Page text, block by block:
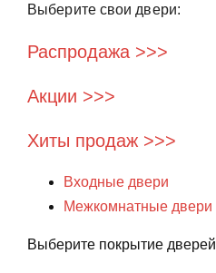
Выберите свои двери:
Распродажа >>>
Акции >>>
Хиты продаж >>>
Входные двери
Межкомнатные двери
Выберите покрытие дверей